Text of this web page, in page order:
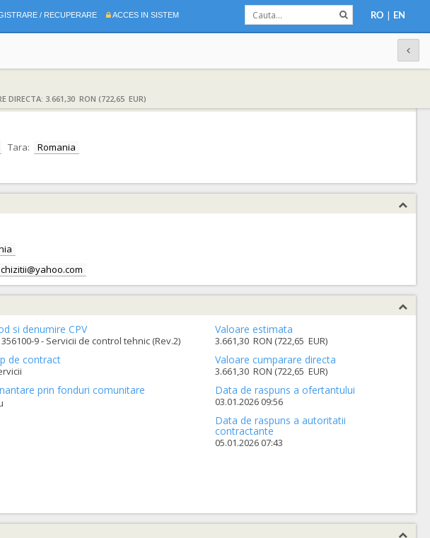
/ RECUPERARE ACCES IN SISTEM RO | EN
DIRECTA: 3.661,30 RON (722,65 EUR)
Tara:
Romania
si denumire CPV
9 - Servicii de control tehnic (Rev.2)
de contract
prin fonduri comunitare
Valoare estimata
3.661,30 RON (722,65 EUR)
Valoare cumparare directa
3.661,30 RON (722,65 EUR)
Data de raspuns a ofertantului
03.01.2026 09:56
Data de raspuns a autoritatii
contractante
05.01.2026 07:43